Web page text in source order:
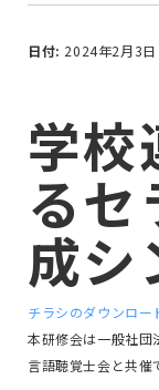
日付: 2024年2月3日
学校
るセ
成シ
チラシのダウンロー
本研修会は一般社団
言語聴覚士会と共催